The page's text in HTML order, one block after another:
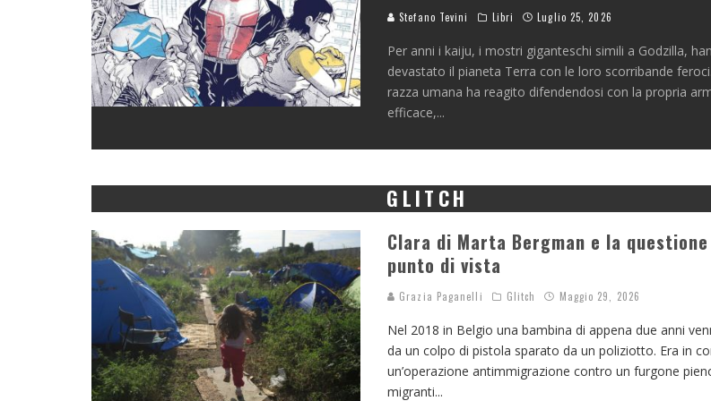
Stefano Tevini Libri Luglio 25, 2026
Per anni i kaiju, i mostri giganteschi simili a Godzilla,
devastato il pianeta Terra con le loro scorribande
razza umana ha reagito difendendosi con la propria
efficace,...
GLITCH
Clara di Marta Bergman e la
punto di vista
Grazia Paganelli Glitch Maggio 29, 2026
Nel 2018 in Belgio una bambina di appena due anni
da un colpo di pistola sparato da un poliziotto. Era in
un’operazione antimmigrazione contro un furgone
migranti...